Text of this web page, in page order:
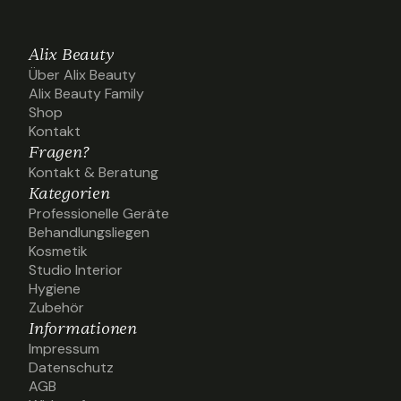
Alix Beauty
Über Alix Beauty
Über Alix Beauty
Alix Beauty Family
Alix Beauty Family
Shop
Shop
Kontakt
Kontakt
Fragen?
Kontakt & Beratung
Kontakt & Beratung
Kategorien
Professionelle Geräte
Professionelle Geräte
Behandlungsliegen
Behandlungsliegen
Kosmetik
Kosmetik
Studio Interior
Studio Interior
Hygiene
Hygiene
Zubehör
Zubehör
Informationen
Impressum
Impressum
Datenschutz
Datenschutz
AGB